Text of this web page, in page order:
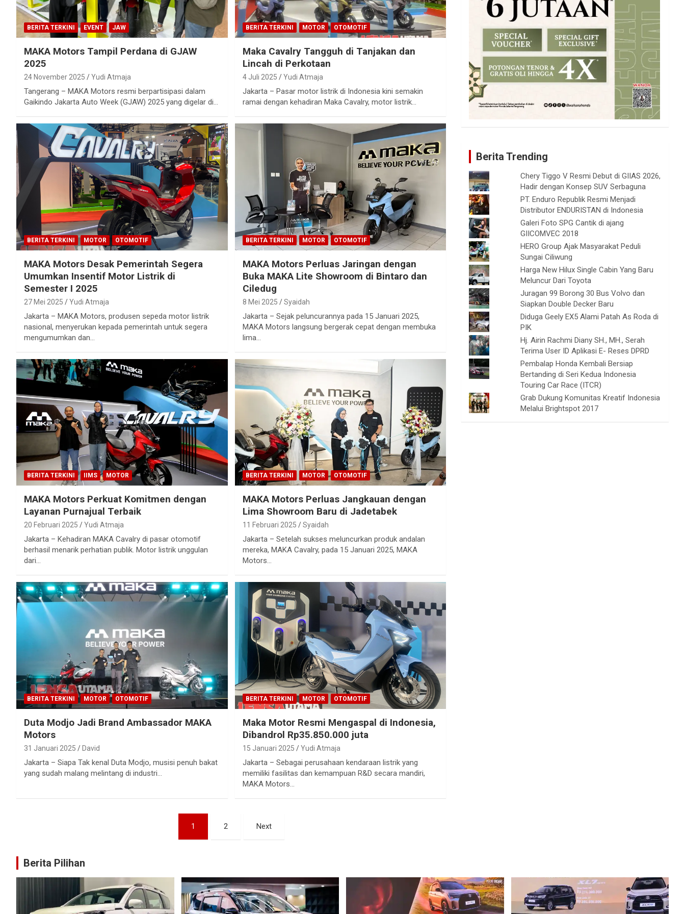
BERITA TERKINI EVENT JAW
MAKA Motors Tampil Perdana di GJAW
2025
24 November 2025 Yudi Atmaja
Tangerang – MAKA Motors resmi berpartisipasi dalam
Gaikindo Jakarta Auto Week (GJAW) 2025 yang digelar di…
BERITA TERKINI MOTOR OTOMOTIF
Maka Cavalry Tangguh di Tanjakan dan
Lincah di Perkotaan
4 Juli 2025 Yudi Atmaja
Jakarta – Pasar motor listrik di Indonesia kini semakin
ramai dengan kehadiran Maka Cavalry, motor listrik…
BERITA TERKINI MOTOR OTOMOTIF
MAKA Motors Desak Pemerintah Segera
Umumkan Insentif Motor Listrik di
Semester I 2025
27 Mei 2025 Yudi Atmaja
Jakarta – MAKA Motors, produsen sepeda motor listrik
nasional, menyerukan kepada pemerintah untuk segera
mengumumkan dan…
BERITA TERKINI MOTOR OTOMOTIF
MAKA Motors Perluas Jaringan dengan
Buka MAKA Lite Showroom di Bintaro dan
Ciledug
8 Mei 2025 Syaidah
Jakarta – Sejak peluncurannya pada 15 Januari 2025,
MAKA Motors langsung bergerak cepat dengan membuka
lima…
BERITA TERKINI IIMS MOTOR
MAKA Motors Perkuat Komitmen dengan
Layanan Purnajual Terbaik
20 Februari 2025 Yudi Atmaja
Jakarta – Kehadiran MAKA Cavalry di pasar otomotif
berhasil menarik perhatian publik. Motor listrik unggulan
dari…
BERITA TERKINI MOTOR OTOMOTIF
MAKA Motors Perluas Jangkauan dengan
Lima Showroom Baru di Jadetabek
11 Februari 2025 Syaidah
Jakarta – Setelah sukses meluncurkan produk andalan
mereka, MAKA Cavalry, pada 15 Januari 2025, MAKA
Motors…
BERITA TERKINI MOTOR OTOMOTIF
Duta Modjo Jadi Brand Ambassador MAKA
Motors
31 Januari 2025 David
Jakarta – Siapa Tak kenal Duta Modjo, musisi penuh bakat
yang sudah malang melintang di industri…
BERITA TERKINI MOTOR OTOMOTIF
Maka Motor Resmi Mengaspal di Indonesia,
Dibandrol Rp35.850.000 juta
15 Januari 2025 Yudi Atmaja
Jakarta – Sebagai perusahaan kendaraan listrik yang
memiliki fasilitas dan kemampuan R&D secara mandiri,
MAKA Motors…
1 2 Next
Berita Trending
Chery Tiggo V Resmi Debut di GIIAS 2026,
Hadir dengan Konsep SUV Serbaguna
PT. Enduro Republik Resmi Menjadi
Distributor ENDURISTAN di Indonesia
Galeri Foto SPG Cantik di ajang
GIICOMVEC 2018
HERO Group Ajak Masyarakat Peduli
Sungai Ciliwung
Harga New Hilux Single Cabin Yang Baru
Meluncur Dari Toyota
Juragan 99 Borong 30 Bus Volvo dan
Siapkan Double Decker Baru
Diduga Geely EX5 Alami Patah As Roda di
PIK
Hj. Airin Rachmi Diany SH., MH., Serah
Terima User ID Aplikasi E- Reses DPRD
Pembalap Honda Kembali Bersiap
Bertanding di Seri Kedua Indonesia
Touring Car Race (ITCR)
Grab Dukung Komunitas Kreatif Indonesia
Melalui Brightspot 2017
Berita Pilihan